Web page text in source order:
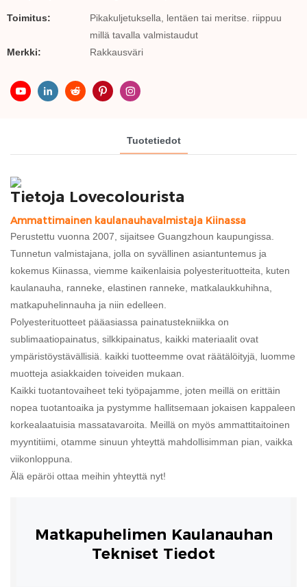
Toimitus:
Pikakuljetuksella, lentäen tai meritse. riippuu
millä tavalla valmistaudut
Merkki:
Rakkausväri
Tuotetiedot
Tietoja Lovecolourista
Ammattimainen kaulanauhavalmistaja Kiinassa
Perustettu vuonna 2007, sijaitsee Guangzhoun kaupungissa.
Tunnetun valmistajana, jolla on syvällinen asiantuntemus ja
kokemus Kiinassa, viemme kaikenlaisia ​​polyesterituotteita, kuten
kaulanauha, ranneke, elastinen ranneke, matkalaukkuhihna,
matkapuhelinnauha ja niin edelleen.
Polyesterituotteet pääasiassa painatustekniikka on
sublimaatiopainatus, silkkipainatus, kaikki materiaalit ovat
ympäristöystävällisiä. kaikki tuotteemme ovat räätälöityjä, luomme
muotteja asiakkaiden toiveiden mukaan.
Kaikki tuotantovaiheet teki työpajamme, joten meillä on erittäin
nopea tuotantoaika ja pystymme hallitsemaan jokaisen kappaleen
korkealaatuisia massatavaroita. Meillä on myös ammattitaitoinen
myyntitiimi, otamme sinuun yhteyttä mahdollisimman pian, vaikka
viikonloppuna.
Älä epäröi ottaa meihin yhteyttä nyt!
Matkapuhelimen Kaulanauhan
Tekniset Tiedot